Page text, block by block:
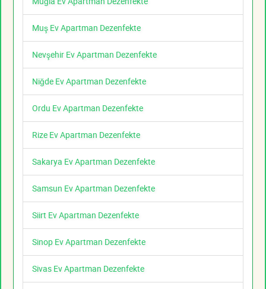
Muş Ev Apartman Dezenfekte
Nevşehir Ev Apartman Dezenfekte
Niğde Ev Apartman Dezenfekte
Ordu Ev Apartman Dezenfekte
Rize Ev Apartman Dezenfekte
Sakarya Ev Apartman Dezenfekte
Samsun Ev Apartman Dezenfekte
Siirt Ev Apartman Dezenfekte
Sinop Ev Apartman Dezenfekte
Sivas Ev Apartman Dezenfekte